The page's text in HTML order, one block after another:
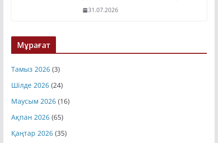
31.07.2026
Мұрағат
Тамыз 2026(3)
Шілде 2026(24)
Маусым 2026(16)
Ақпан 2026(65)
Қаңтар 2026(35)